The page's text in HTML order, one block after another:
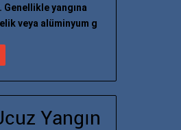
yangına
veya alüminyum g
Yangın